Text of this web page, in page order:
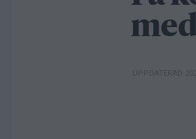
UPPDATERAD